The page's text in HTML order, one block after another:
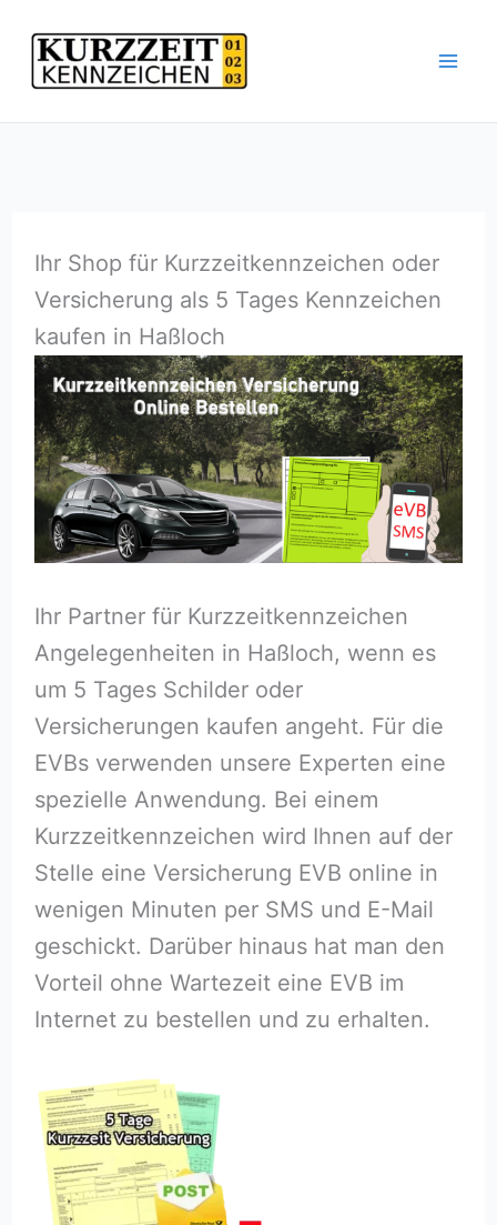
Inhalt
springen
Ihr Shop für Kurzzeitkennzeichen oder
Versicherung als 5 Tages Kennzeichen
kaufen in Haßloch⁠
Ihr Partner für Kurzzeitkennzeichen
Angelegenheiten in Haßloch⁠, wenn es
um 5 Tages Schilder oder
Versicherungen kaufen angeht. Für die
EVBs verwenden unsere Experten eine
spezielle Anwendung. Bei einem
Kurzzeitkennzeichen wird Ihnen auf der
Stelle eine Versicherung EVB online in
wenigen Minuten per SMS und E-Mail
geschickt. Darüber hinaus hat man den
Vorteil ohne Wartezeit eine EVB im
Internet zu bestellen und zu erhalten.